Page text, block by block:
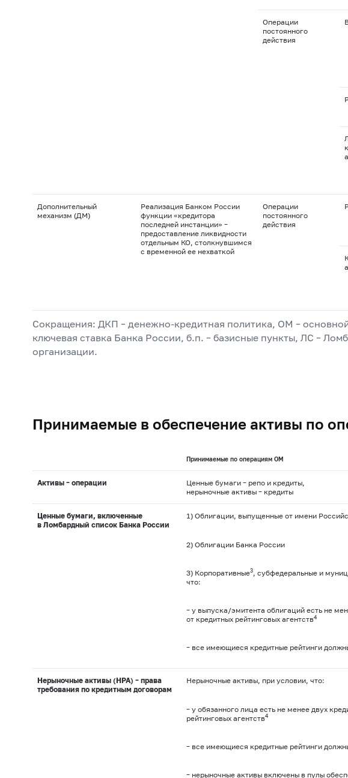
Операции
постоянного
действия
Дополнительный
механизм (ДМ)
Реализация Банком России
функции «кредитора
последней инстанции» –
предоставление ликвидности
отдельным КО, столкнувшимся
с временной ее нехваткой
Операции
постоянного
действия
Сокращения: ДКП – денежно-кредитная политика, ОМ –
ключевая ставка Банка России, б.п. – базисные пункты, ЛС –
организации.
Принимаемые в обеспечение активы по
Принимаемые по операциям ОМ
Активы – операции
Ценные бумаги – репо и кредиты,
нерыночные активы – кредиты
Ценные бумаги, включенные
в Ломбардный список Банка России
1) Облигации, выпущенные от имени
2) Облигации Банка России
3) Корпоративные3, субфедеральные и
что:
– у выпуска/эмитента облигаций есть не
от кредитных рейтинговых агентств4
– все имеющиеся кредитные рейтинги
Нерыночные активы (НРА) – права
требования по кредитным договорам
Нерыночные активы, при условии, что:
– у обязанного лица есть не менее двух
рейтинговых агентств4
– все имеющиеся кредитные рейтинги
– нерыночные активы включены в пулы